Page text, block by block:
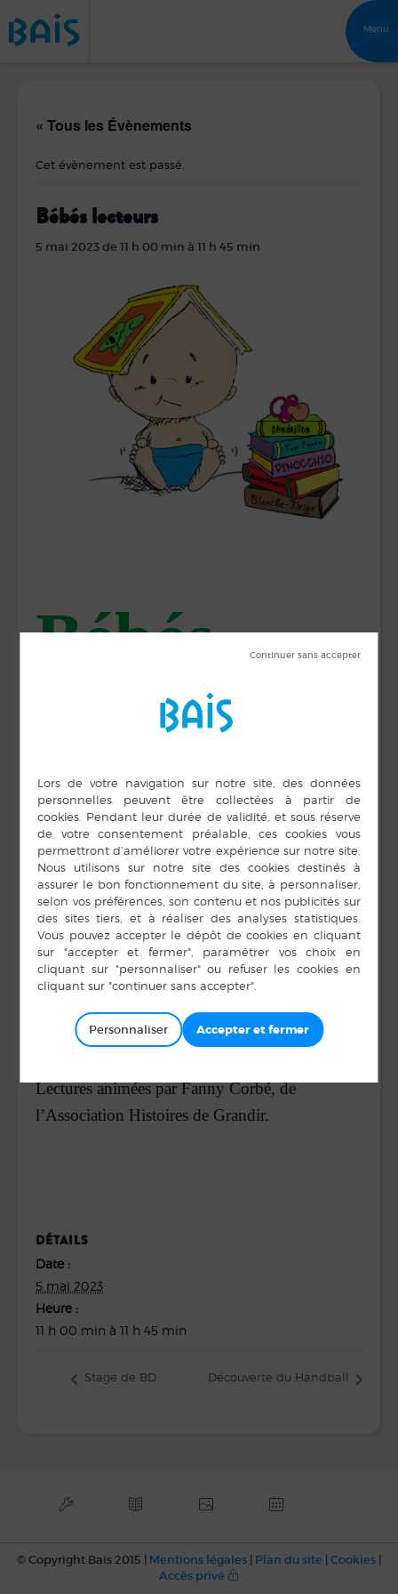
Menu
« Tous les Évènements
Cet évènement est passé.
Bébés lecteurs
5 mai 2023 de 11 h 00 min à 11 h 45 min
Bébés
lecteurs
Vendredi 5 mai 2023à
11h00à la médiathèque.
Pour les enfants de 0 à 3 ans,
accompagnés d’un adulte.
Sur inscription.
Lectures animées par Fanny Corbé, de
l’Association Histoires de Grandir.
DÉTAILS
Date :
5 mai 2023
Heure :
11 h 00 min à 11 h 45 min
Stage de BD Découverte du Handball
© Copyright Bais 2015 | Mentions légales | Plan du site | Cookies |
Accès privé
Personnaliser